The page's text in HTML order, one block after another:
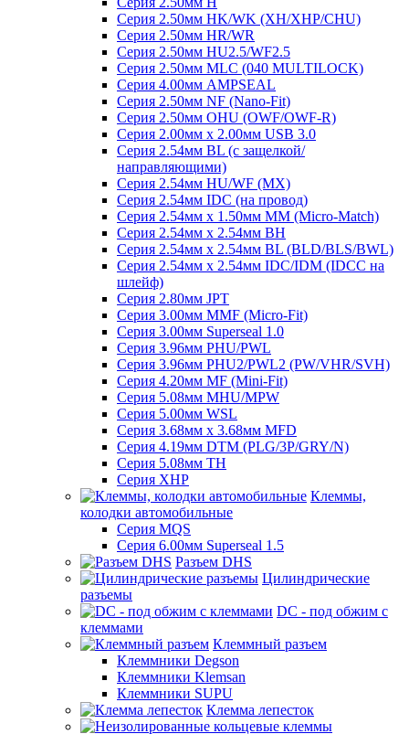
Серия 2.50мм HK/WK (XH/XHP/CHU)
Серия 2.50мм HR/WR
Серия 2.50мм HU2.5/WF2.5
Серия 2.50мм MLC (040 MULTILOCK)
Серия 4.00мм AMPSEAL
Серия 2.50мм NF (Nano-Fit)
Серия 2.50мм OHU (OWF/OWF-R)
Серия 2.00мм x 2.00мм USB 3.0
Серия 2.54мм BL (с защелкой/
направляющими)
Серия 2.54мм HU/WF (MX)
Серия 2.54мм IDC (на провод)
Серия 2.54мм х 1.50мм MM (Micro-Match)
Серия 2.54мм х 2.54мм BH
Серия 2.54мм х 2.54мм BL (BLD/BLS/BWL)
Серия 2.54мм х 2.54мм IDC/IDM (IDCC на
шлейф)
Серия 2.80мм JPT
Серия 3.00мм MMF (Micro-Fit)
Серия 3.00мм Superseal 1.0
Серия 3.96мм PHU/PWL
Серия 3.96мм PHU2/PWL2 (PW/VHR/SVH)
Серия 4.20мм MF (Mini-Fit)
Серия 5.08мм MHU/MPW
Серия 5.00мм WSL
Серия 3.68мм х 3.68мм MFD
Серия 4.19мм DTM (PLG/3P/GRY/N)
Серия 5.08мм TH
Серия XHP
Клеммы,
колодки автомобильные
Серия MQS
Серия 6.00мм Superseal 1.5
Разъем DHS
Цилиндрические
разъемы
DC - под обжим с
клеммами
Клеммный разъем
Клеммники Degson
Клеммники Klemsan
Клеммники SUPU
Клемма лепесток